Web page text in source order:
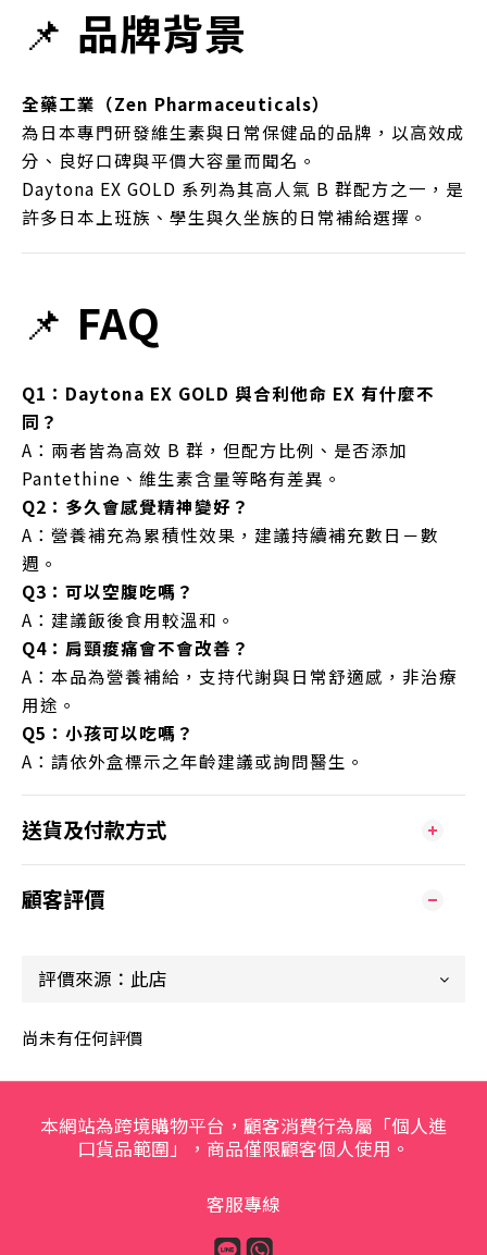
📌 品牌背景
全藥工業（Zen Pharmaceuticals）
為日本專門研發維生素與日常保健品的品牌，以高效成
分、良好口碑與平價大容量而聞名。
Daytona EX GOLD 系列為其高人氣 B 群配方之一，是
許多日本上班族、學生與久坐族的日常補給選擇。
📌 FAQ
Q1：Daytona EX GOLD 與合利他命 EX 有什麼不
同？
A：兩者皆為高效 B 群，但配方比例、是否添加
Pantethine、維生素含量等略有差異。
Q2：多久會感覺精神變好？
A：營養補充為累積性效果，建議持續補充數日－數
週。
Q3：可以空腹吃嗎？
A：建議飯後食用較溫和。
Q4：肩頸痠痛會不會改善？
A：本品為營養補給，支持代謝與日常舒適感，非治療
用途。
Q5：小孩可以吃嗎？
A：請依外盒標示之年齡建議或詢問醫生。
送貨及付款方式
顧客評價
尚未有任何評價
本網站為跨境購物平台，顧客消費行為屬「個人進
口貨品範圍」，商品僅限顧客個人使用。
客服專線